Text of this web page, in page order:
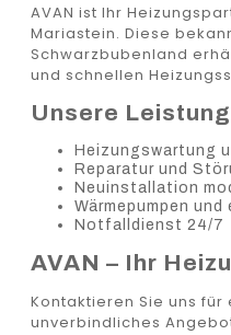
AVAN ist Ihr
Mariastein. Diese
Schwarzbubenland
und schnellen
Unsere
Heizungswartung
Reparatur und
Neuinstallation
Wärmepumpen und
Notfalldienst 24/7
AVAN – Ihr
Kontaktieren Sie uns für
unverbindliches